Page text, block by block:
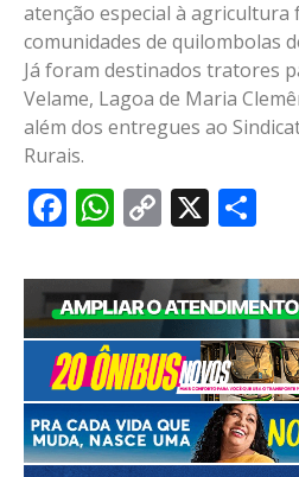
atenção especial à agricultura
comunidades de quilombolas
Já foram destinados tratores
Velame, Lagoa de Maria
além dos entregues ao
Rurais.
Facebook
WhatsApp
Copy
X